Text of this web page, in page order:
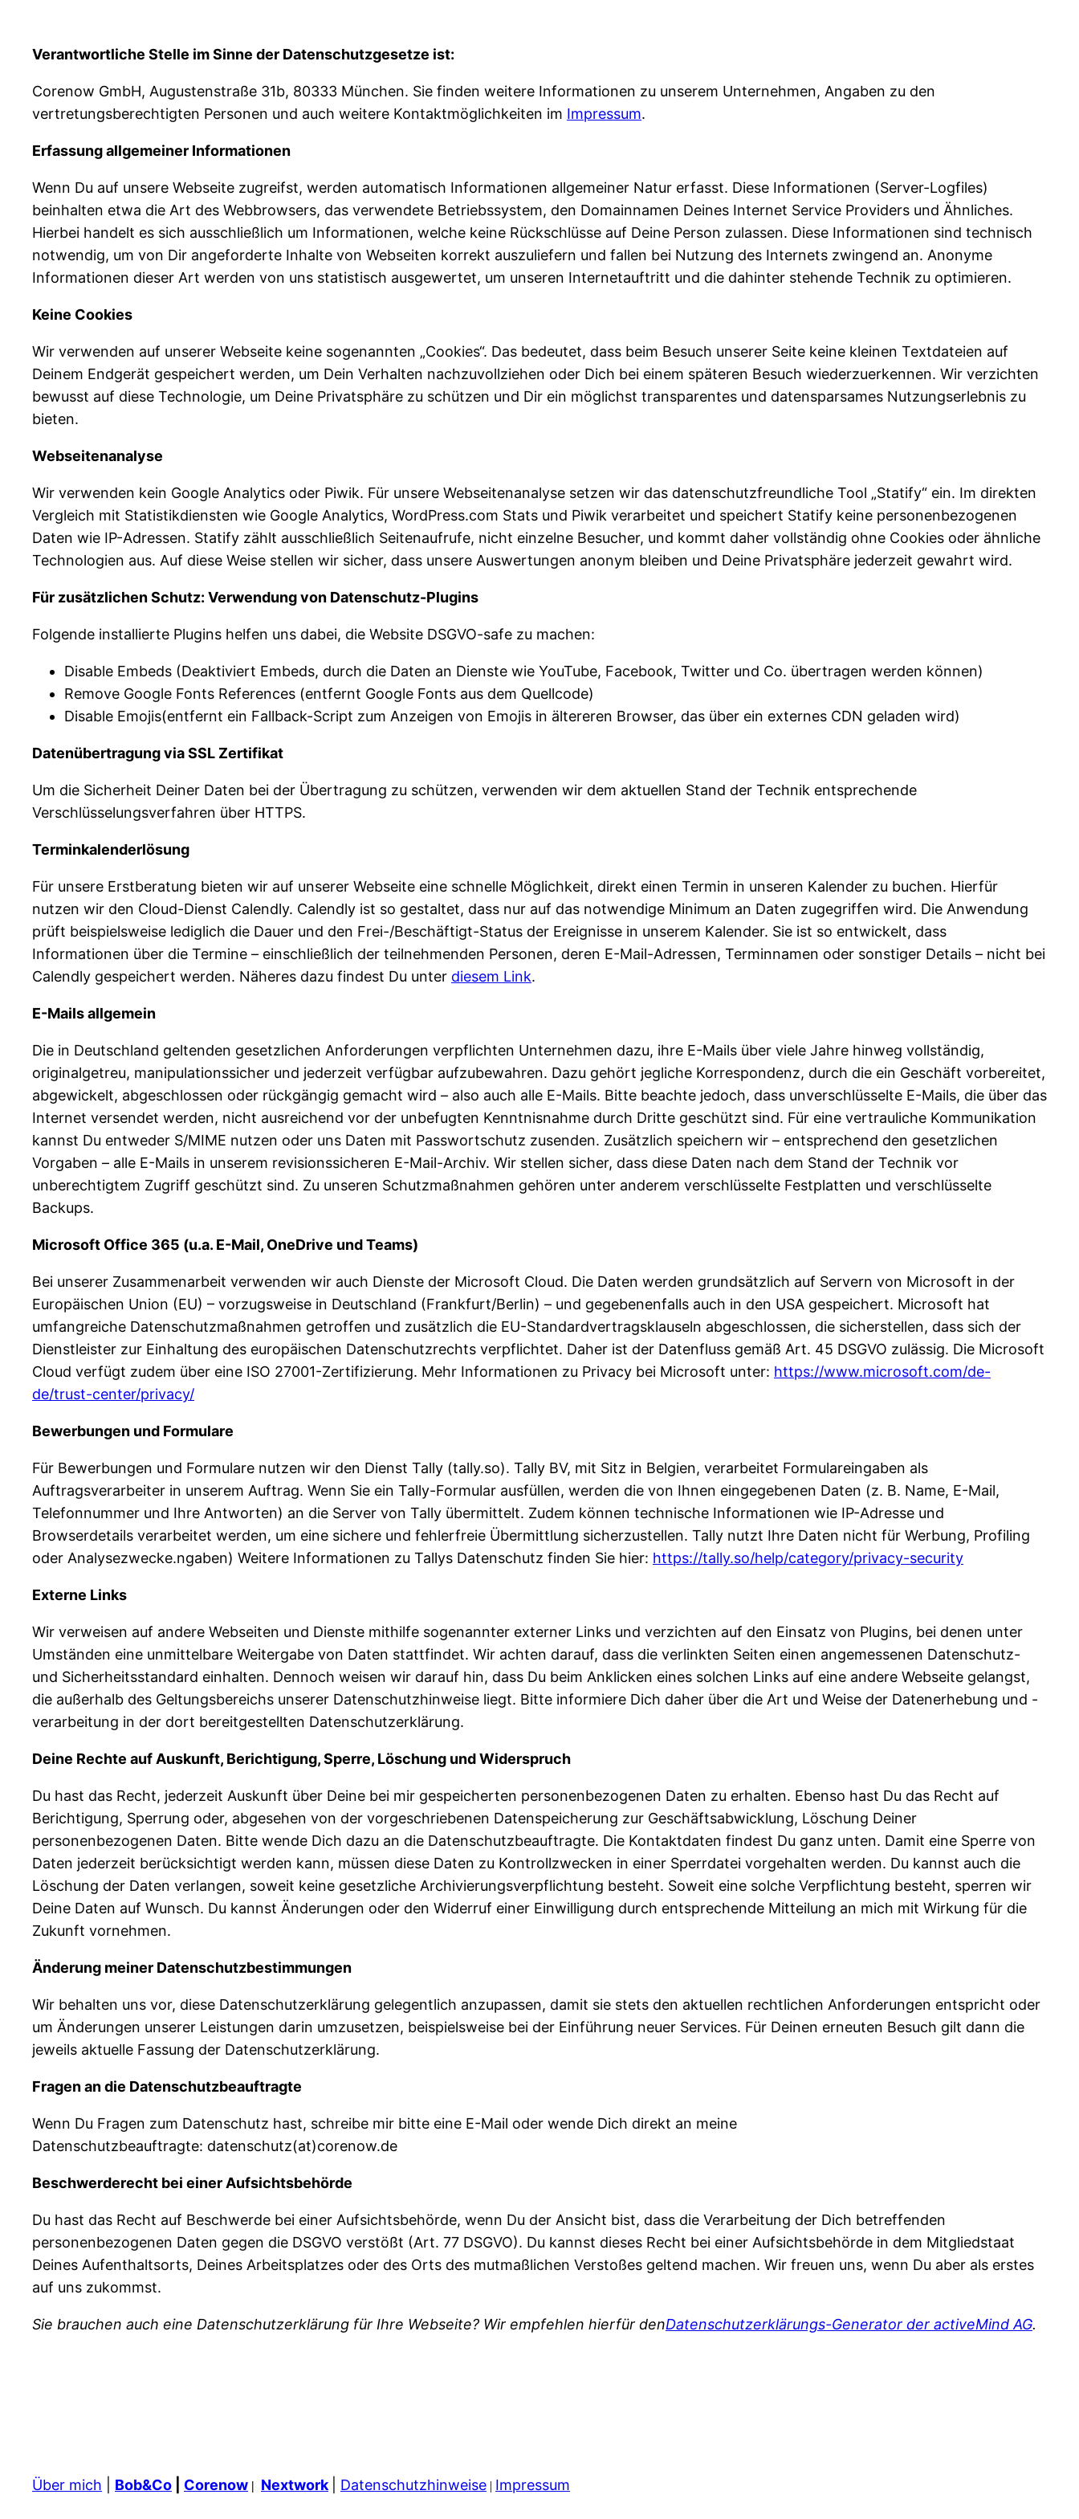
Verantwortliche Stelle im Sinne der Datenschutzgesetze ist:
Corenow GmbH, Augustenstraße 31b, 80333 München. Sie finden weitere Informationen zu unserem Unternehmen, Angaben zu den
vertretungsberechtigten Personen und auch weitere Kontaktmöglichkeiten im Impressum.
Erfassung allgemeiner Informationen
Wenn Du auf unsere Webseite zugreifst, werden automatisch Informationen allgemeiner Natur erfasst. Diese Informationen (Server-Logfiles)
beinhalten etwa die Art des Webbrowsers, das verwendete Betriebssystem, den Domainnamen Deines Internet Service Providers und Ähnliches.
Hierbei handelt es sich ausschließlich um Informationen, welche keine Rückschlüsse auf Deine Person zulassen. Diese Informationen sind technisch
notwendig, um von Dir angeforderte Inhalte von Webseiten korrekt auszuliefern und fallen bei Nutzung des Internets zwingend an. Anonyme
Informationen dieser Art werden von uns statistisch ausgewertet, um unseren Internetauftritt und die dahinter stehende Technik zu optimieren.
Keine Cookies
Wir verwenden auf unserer Webseite keine sogenannten „Cookies“. Das bedeutet, dass beim Besuch unserer Seite keine kleinen Textdateien auf
Deinem Endgerät gespeichert werden, um Dein Verhalten nachzuvollziehen oder Dich bei einem späteren Besuch wiederzuerkennen. Wir verzichten
bewusst auf diese Technologie, um Deine Privatsphäre zu schützen und Dir ein möglichst transparentes und datensparsames Nutzungserlebnis zu
bieten.
Webseitenanalyse
Wir verwenden kein Google Analytics oder Piwik. Für unsere Webseitenanalyse setzen wir das datenschutzfreundliche Tool „Statify“ ein. Im direkten
Vergleich mit Statistikdiensten wie Google Analytics, WordPress.com Stats und Piwik verarbeitet und speichert Statify keine personenbezogenen
Daten wie IP-Adressen. Statify zählt ausschließlich Seitenaufrufe, nicht einzelne Besucher, und kommt daher vollständig ohne Cookies oder ähnliche
Technologien aus. Auf diese Weise stellen wir sicher, dass unsere Auswertungen anonym bleiben und Deine Privatsphäre jederzeit gewahrt wird.
Für zusätzlichen Schutz: Verwendung von Datenschutz-Plugins
Folgende installierte Plugins helfen uns dabei, die Website DSGVO-safe zu machen:
Disable Embeds (Deaktiviert Embeds, durch die Daten an Dienste wie YouTube, Facebook, Twitter und Co. übertragen werden können)
Remove Google Fonts References (entfernt Google Fonts aus dem Quellcode)
Disable Emojis(entfernt ein Fallback-Script zum Anzeigen von Emojis in ältereren Browser, das über ein externes CDN geladen wird)
Datenübertragung via SSL Zertifikat
Um die Sicherheit Deiner Daten bei der Übertragung zu schützen, verwenden wir dem aktuellen Stand der Technik entsprechende
Verschlüsselungsverfahren über HTTPS.
Terminkalenderlösung
Für unsere Erstberatung bieten wir auf unserer Webseite eine schnelle Möglichkeit, direkt einen Termin in unseren Kalender zu buchen. Hierfür
nutzen wir den Cloud-Dienst Calendly. Calendly ist so gestaltet, dass nur auf das notwendige Minimum an Daten zugegriffen wird. Die Anwendung
prüft beispielsweise lediglich die Dauer und den Frei-/Beschäftigt-Status der Ereignisse in unserem Kalender. Sie ist so entwickelt, dass
Informationen über die Termine – einschließlich der teilnehmenden Personen, deren E-Mail-Adressen, Terminnamen oder sonstiger Details – nicht bei
Calendly gespeichert werden. Näheres dazu findest Du unter diesem Link.
E-Mails allgemein
Die in Deutschland geltenden gesetzlichen Anforderungen verpflichten Unternehmen dazu, ihre E-Mails über viele Jahre hinweg vollständig,
originalgetreu, manipulationssicher und jederzeit verfügbar aufzubewahren. Dazu gehört jegliche Korrespondenz, durch die ein Geschäft vorbereitet,
abgewickelt, abgeschlossen oder rückgängig gemacht wird – also auch alle E-Mails. Bitte beachte jedoch, dass unverschlüsselte E-Mails, die über das
Internet versendet werden, nicht ausreichend vor der unbefugten Kenntnisnahme durch Dritte geschützt sind. Für eine vertrauliche Kommunikation
kannst Du entweder S/MIME nutzen oder uns Daten mit Passwortschutz zusenden. Zusätzlich speichern wir – entsprechend den gesetzlichen
Vorgaben – alle E-Mails in unserem revisionssicheren E-Mail-Archiv. Wir stellen sicher, dass diese Daten nach dem Stand der Technik vor
unberechtigtem Zugriff geschützt sind. Zu unseren Schutzmaßnahmen gehören unter anderem verschlüsselte Festplatten und verschlüsselte
Backups.
Microsoft Office 365 (u.a. E-Mail, OneDrive und Teams)
Bei unserer Zusammenarbeit verwenden wir auch Dienste der Microsoft Cloud. Die Daten werden grundsätzlich auf Servern von Microsoft in der
Europäischen Union (EU) – vorzugsweise in Deutschland (Frankfurt/Berlin) – und gegebenenfalls auch in den USA gespeichert. Microsoft hat
umfangreiche Datenschutzmaßnahmen getroffen und zusätzlich die EU-Standardvertragsklauseln abgeschlossen, die sicherstellen, dass sich der
Dienstleister zur Einhaltung des europäischen Datenschutzrechts verpflichtet. Daher ist der Datenfluss gemäß Art. 45 DSGVO zulässig. Die Microsoft
Cloud verfügt zudem über eine ISO 27001-Zertifizierung. Mehr Informationen zu Privacy bei Microsoft unter: https://www.microsoft.com/de-
de/trust-center/privacy/
Bewerbungen und Formulare
Für Bewerbungen und Formulare nutzen wir den Dienst Tally (tally.so). Tally BV, mit Sitz in Belgien, verarbeitet Formulareingaben als
Auftragsverarbeiter in unserem Auftrag. Wenn Sie ein Tally-Formular ausfüllen, werden die von Ihnen eingegebenen Daten (z. B. Name, E-Mail,
Telefonnummer und Ihre Antworten) an die Server von Tally übermittelt. Zudem können technische Informationen wie IP-Adresse und
Browserdetails verarbeitet werden, um eine sichere und fehlerfreie Übermittlung sicherzustellen. Tally nutzt Ihre Daten nicht für Werbung, Profiling
oder Analysezwecke.ngaben) Weitere Informationen zu Tallys Datenschutz finden Sie hier: https://tally.so/help/category/privacy-security
Externe Links
Wir verweisen auf andere Webseiten und Dienste mithilfe sogenannter externer Links und verzichten auf den Einsatz von Plugins, bei denen unter
Umständen eine unmittelbare Weitergabe von Daten stattfindet. Wir achten darauf, dass die verlinkten Seiten einen angemessenen Datenschutz-
und Sicherheitsstandard einhalten. Dennoch weisen wir darauf hin, dass Du beim Anklicken eines solchen Links auf eine andere Webseite gelangst,
die außerhalb des Geltungsbereichs unserer Datenschutzhinweise liegt. Bitte informiere Dich daher über die Art und Weise der Datenerhebung und -
verarbeitung in der dort bereitgestellten Datenschutzerklärung.
Deine Rechte auf Auskunft, Berichtigung, Sperre, Löschung und Widerspruch
Du hast das Recht, jederzeit Auskunft über Deine bei mir gespeicherten personenbezogenen Daten zu erhalten. Ebenso hast Du das Recht auf
Berichtigung, Sperrung oder, abgesehen von der vorgeschriebenen Datenspeicherung zur Geschäftsabwicklung, Löschung Deiner
personenbezogenen Daten. Bitte wende Dich dazu an die Datenschutzbeauftragte. Die Kontaktdaten findest Du ganz unten. Damit eine Sperre von
Daten jederzeit berücksichtigt werden kann, müssen diese Daten zu Kontrollzwecken in einer Sperrdatei vorgehalten werden. Du kannst auch die
Löschung der Daten verlangen, soweit keine gesetzliche Archivierungsverpflichtung besteht. Soweit eine solche Verpflichtung besteht, sperren wir
Deine Daten auf Wunsch. Du kannst Änderungen oder den Widerruf einer Einwilligung durch entsprechende Mitteilung an mich mit Wirkung für die
Zukunft vornehmen.
Änderung meiner Datenschutzbestimmungen
Wir behalten uns vor, diese Datenschutzerklärung gelegentlich anzupassen, damit sie stets den aktuellen rechtlichen Anforderungen entspricht oder
um Änderungen unserer Leistungen darin umzusetzen, beispielsweise bei der Einführung neuer Services. Für Deinen erneuten Besuch gilt dann die
jeweils aktuelle Fassung der Datenschutzerklärung.
Fragen an die Datenschutzbeauftragte
Wenn Du Fragen zum Datenschutz hast, schreibe mir bitte eine E-Mail oder wende Dich direkt an meine
Datenschutzbeauftragte: datenschutz(at)corenow.de
Beschwerderecht bei einer Aufsichtsbehörde
Du hast das Recht auf Beschwerde bei einer Aufsichtsbehörde, wenn Du der Ansicht bist, dass die Verarbeitung der Dich betreffenden
personenbezogenen Daten gegen die DSGVO verstößt (Art. 77 DSGVO). Du kannst dieses Recht bei einer Aufsichtsbehörde in dem Mitgliedstaat
Deines Aufenthaltsorts, Deines Arbeitsplatzes oder des Orts des mutmaßlichen Verstoßes geltend machen. Wir freuen uns, wenn Du aber als erstes
auf uns zukommst.
Sie brauchen auch eine Datenschutzerklärung für Ihre Webseite? Wir empfehlen hierfür denDatenschutzerklärungs-Generator der activeMind AG.
Über mich Bob&Co Corenow | Nextwork Datenschutzhinweise | Impressum